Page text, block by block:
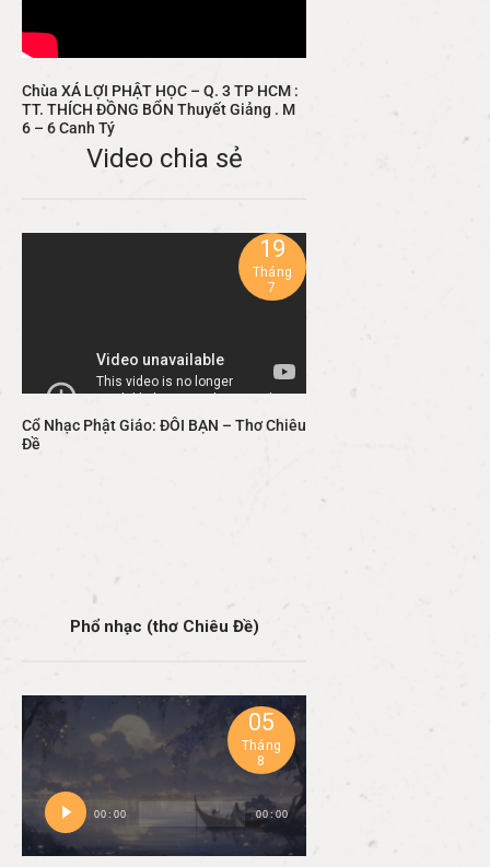
Chùa XÁ LỢI PHẬT HỌC – Q. 3 TP HCM :
TT. THÍCH ĐỒNG BỔN Thuyết Giảng . M
6 – 6 Canh Tý
Video chia sẻ
19
Tháng
7
Cổ Nhạc Phật Giáo: ĐÔI BẠN – Thơ Chiêu
Đề
Phổ nhạc (thơ Chiêu Đề)
Trình
phát
âm
00:00 00:00
05
Tháng
8